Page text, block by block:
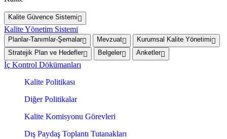
Kalite Güvence Sistemi
Kalite Yönetim Sistemi
Planlar-Tanımlar-Şemalar Mevzuat
Kurumsal Kalite Yönetimi
Stratejik Plan ve Hedefler
Belgeler Anketler
İç Kontrol Dökümanları
Kalite Politikası
Diğer Politikalar
Kalite Komisyonu Görevleri
Dış Paydaş Toplantı Tutanakları